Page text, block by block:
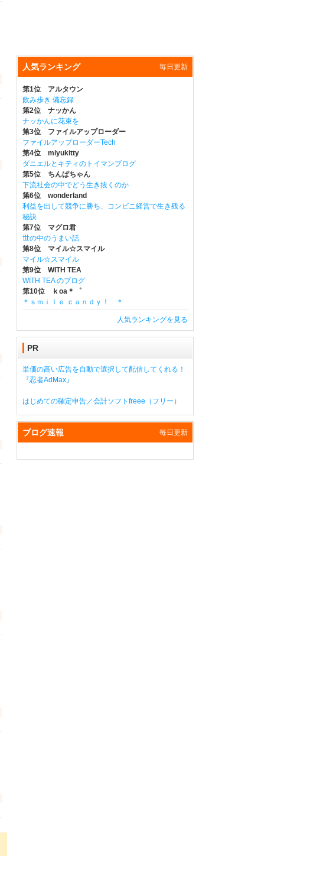
毎日更新
人気ランキング
第1位 アルタウン
飲み歩き 備忘録
第2位 ナッかん
ナッかんに花束を
第3位 ファイルアップローダー
ファイルアップローダーTech
第4位 miyukitty
ダニエルとキティのトイマンブログ
第5位 ちんぱちゃん
下流社会の中でどう生き抜くのか
第6位 wonderland
利益を出して競争に勝ち、コンビニ経営で生き残る
秘訣
第7位 マグロ君
世の中のうまい話
第8位 マイル☆スマイル
マイル☆スマイル
第9位 WITH TEA
WITH TEA のブログ
第10位 ｋoa＊゜
＊ｓｍｉｌｅ ｃａｎｄｙ！ ＊
人気ランキングを見る
PR
単価の高い広告を自動で選択して配信してくれる！
『忍者AdMax』
はじめての確定申告／会計ソフトfreee（フリー）
毎日更新
ブログ速報